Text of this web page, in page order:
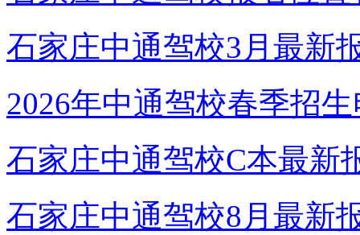
石家庄中通驾校3月最新
2026年中通驾校春季招
石家庄中通驾校C本最新
石家庄中通驾校8月最新